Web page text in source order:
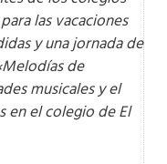
las vacaciones
y una jornada de
de
musicales y el
en el colegio de El